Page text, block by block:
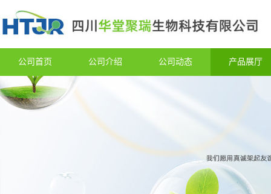
公司首页 公司介绍 公司动态 产品展厅